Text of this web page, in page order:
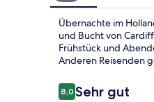
Übernachte im
und Bucht von
Frühstück und
Anderen Reisenden
Bewertungen
8,08,0 von 10.
Sehr gut